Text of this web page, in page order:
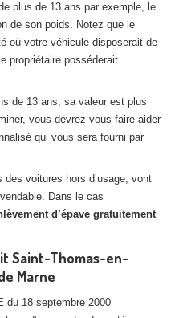
plus de 13 ans par exemple, le
de son poids. Notez que le
où votre véhicule disposerait de
propriétaire posséderait
de 13 ans, sa valeur est plus
vous devrez vous faire aider
qui vous sera fourni par
voitures hors d’usage, vont
Dans le cas
d’épave gratuitement
Saint-Thomas-en-
Marne
du 18 septembre 2000